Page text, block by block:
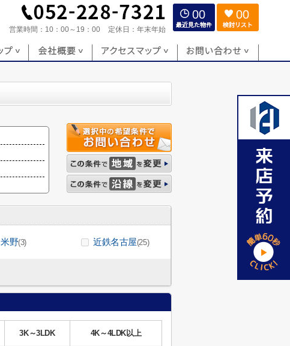
営業時間： 10：00～19：00 定休日： 年末年始
00 00
米野(3) 近鉄名古屋(25)
3K～3LDK 4K～4LDK以上